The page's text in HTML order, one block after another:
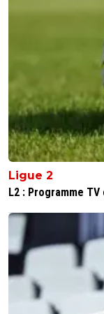
Ligue 2
L2 : Programme